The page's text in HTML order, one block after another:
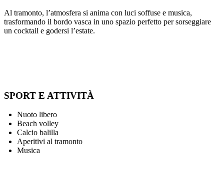
Al tramonto, l’atmosfera si anima con luci soffuse e musica,
trasformando il bordo vasca in uno spazio perfetto per sorseggiare
un cocktail e godersi l’estate.
SPORT E ATTIVITÀ
Nuoto libero
Beach volley
Calcio balilla
Aperitivi al tramonto
Musica